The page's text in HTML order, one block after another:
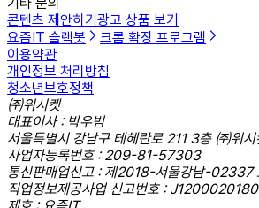
콘텐츠 제안하기광고 상품 보기
요즘IT 슬랙봇
크롬 확장 프로그램
이용약관
개인정보 처리방침
청소년보호정책
㈜위시켓
대표이사 : 박우범
서울특별시 강남구 테헤란로 211 3층 ㈜위시
사업자등록번호 : 209-81-57303
통신판매업신고 : 제2018-서울강남-02337
직업정보제공사업 신고번호 :